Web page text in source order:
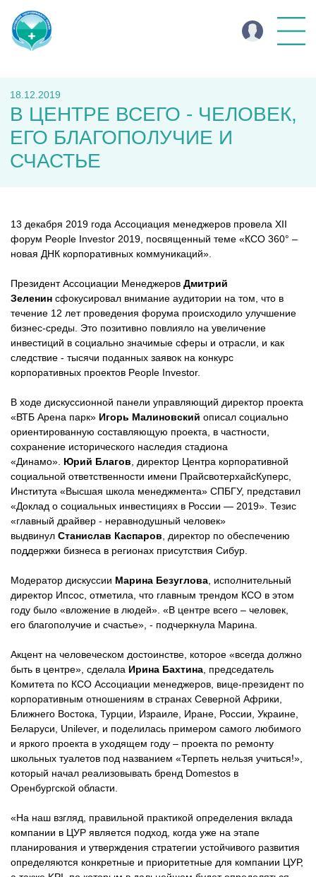
18.12.2019
В ЦЕНТРЕ ВСЕГО - ЧЕЛОВЕК,
ЕГО БЛАГОПОЛУЧИЕ И
СЧАСТЬЕ
13 декабря 2019 года Ассоциация менеджеров провела XII
форум People Investor 2019, посвященный теме «КСО 360° –
новая ДНК корпоративных коммуникаций».
Президент Ассоциации Менеджеров Дмитрий
Зеленин сфокусировал внимание аудитории на том, что в
течение 12 лет проведения форума происходило улучшение
бизнес-среды. Это позитивно повлияло на увеличение
инвестиций в социально значимые сферы и отрасли, и как
следствие - тысячи поданных заявок на конкурс
корпоративных проектов People Investor.
В ходе дискуссионной панели управляющий директор проекта
«ВТБ Арена парк» Игорь Малиновский описал социально
ориентированную составляющую проекта, в частности,
сохранение исторического наследия стадиона
«Динамо». Юрий Благов , директор Центра корпоративной
социальной ответственности имени ПрайсвотерхайсКуперс,
Института «Высшая школа менеджмента» СПБГУ, представил
«Доклад о социальных инвестициях в России — 2019». Тезис
«главный драйвер - неравнодушный человек»
выдвинул Станислав Каспаров , директор по обеспечению
поддержки бизнеса в регионах присутствия Сибур.
Модератор дискуссии Марина Безуглова , исполнительный
директор Ипсос, отметила, что главным трендом КСО в этом
году было «вложение в людей». «В центре всего – человек,
его благополучие и счастье», - подчеркнула Марина.
Акцент на человеческом достоинстве, которое «всегда должно
быть в центре», сделала Ирина Бахтина , председатель
Комитета по КСО Ассоциации менеджеров, вице-президент по
корпоративным отношениям в странах Северной Африки,
Ближнего Востока, Турции, Израиле, Иране, России, Украине,
Беларуси, Unilever, и поделилась примером самого любимого
и яркого проекта в уходящем году – проекта по ремонту
школьных туалетов под названием «Терпеть нельзя учиться!»,
который начал реализовывать бренд Domestos в
Оренбургской области.
«На наш взгляд, правильной практикой определения вклада
компании в ЦУР является подход, когда уже на этапе
планирования и утверждения стратегии устойчивого развития
определяются конкретные и приоритетные для компании ЦУР,